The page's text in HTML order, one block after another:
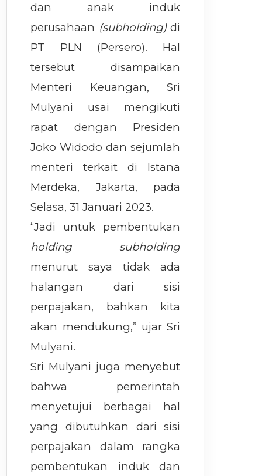
dan anak induk
perusahaan (subholding)di
PT PLN (Persero). Hal
tersebut disampaikan
Menteri Keuangan, Sri
Mulyani usai mengikuti
rapat dengan Presiden
Joko Widodo dan sejumlah
menteri terkait di Istana
Merdeka, Jakarta, pada
Selasa, 31 Januari 2023.
“Jadi untuk pembentukan
holding subholding
menurut saya tidak ada
halangan dari sisi
perpajakan, bahkan kita
akan mendukung,” ujar Sri
Mulyani.
Sri Mulyani juga menyebut
bahwa pemerintah
menyetujui berbagai hal
yang dibutuhkan dari sisi
perpajakan dalam rangka
pembentukan induk dan